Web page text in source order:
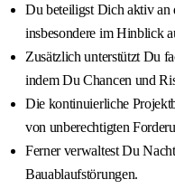
Du beteiligst Dich aktiv an
insbesondere im Hinblick
Zusätzlich unterstützt Du
indem Du Chancen und
Die kontinuierliche
von unberechtigten
Ferner verwaltest Du
Bauablaufstörungen.